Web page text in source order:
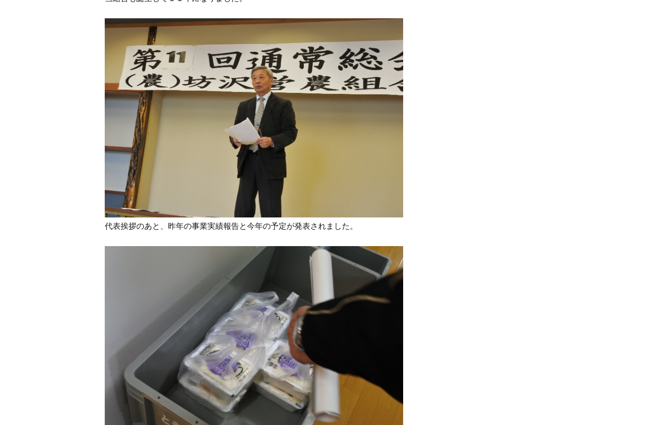
代表挨拶のあと、昨年の事業実績報告と今年の予定が発表されました。